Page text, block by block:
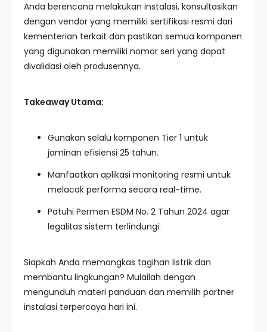
Anda berencana melakukan instalasi, konsultasikan
dengan vendor yang memiliki sertifikasi resmi dari
kementerian terkait dan pastikan semua komponen
yang digunakan memiliki nomor seri yang dapat
divalidasi oleh produsennya.
Takeaway Utama:
Gunakan selalu komponen Tier 1 untuk
jaminan efisiensi 25 tahun.
Manfaatkan aplikasi monitoring resmi untuk
melacak performa secara real-time.
Patuhi Permen ESDM No. 2 Tahun 2024 agar
legalitas sistem terlindungi.
Siapkah Anda memangkas tagihan listrik dan
membantu lingkungan? Mulailah dengan
mengunduh materi panduan dan memilih partner
instalasi terpercaya hari ini.